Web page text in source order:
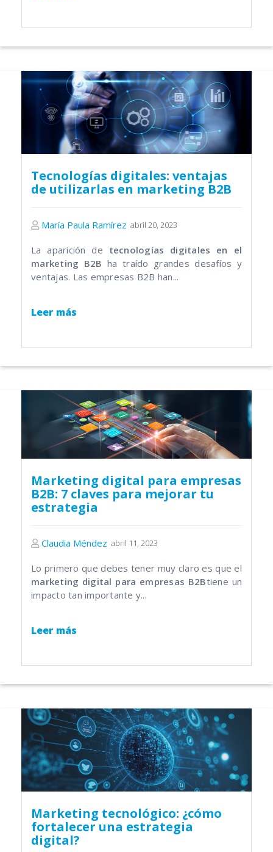
Tecnologías digitales: ventajas
de utilizarlas en marketing B2B
María Paula Ramírez abril 20, 2023
La aparición de tecnologías digitales en el
marketing B2B ha traído grandes desafíos y
ventajas. Las empresas B2B han...
Leer más
Marketing digital para empresas
B2B: 7 claves para mejorar tu
estrategia
Claudia Méndez abril 11, 2023
Lo primero que debes tener muy claro es que el
marketing digital para empresas B2Btiene un
impacto tan importante y...
Leer más
Marketing tecnológico: ¿cómo
fortalecer una estrategia
digital?